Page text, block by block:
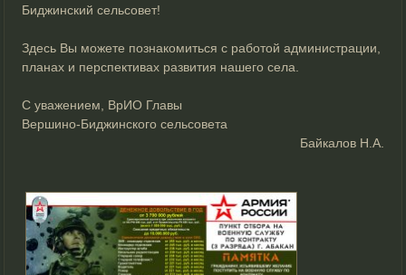
Биджинский сельсовет!
Здесь Вы можете познакомиться с работой администрации,
планах и перспективах развития нашего села.
С уважением, ВрИО Главы
Вершино-Биджинского сельсовета
Байкалов Н.А.